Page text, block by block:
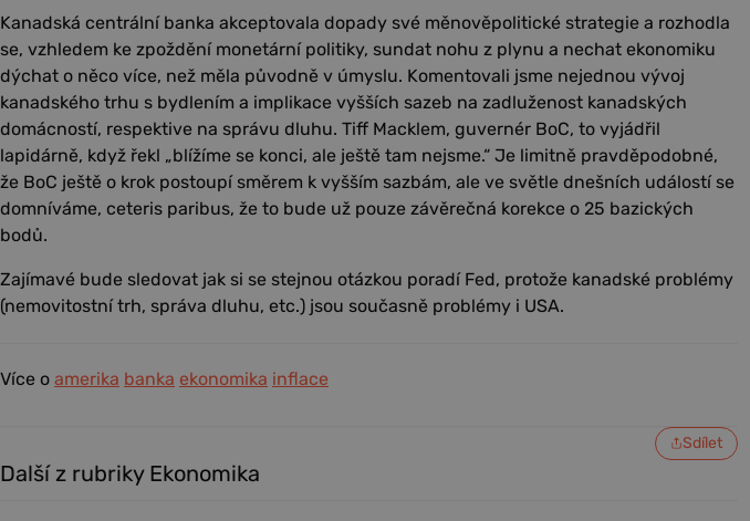
Kanadská centrální banka akceptovala dopady své měnověpolitické strategie a rozhodla
se, vzhledem ke zpoždění monetární politiky, sundat nohu z plynu a nechat ekonomiku
dýchat o něco více, než měla původně v úmyslu. Komentovali jsme nejednou vývoj
kanadského trhu s bydlením a implikace vyšších sazeb na zadluženost kanadských
domácností, respektive na správu dluhu. Tiff Macklem, guvernér BoC, to vyjádřil
lapidárně, když řekl „blížíme se konci, ale ještě tam nejsme.“ Je limitně pravděpodobné,
že BoC ještě o krok postoupí směrem k vyšším sazbám, ale ve světle dnešních událostí se
domníváme, ceteris paribus, že to bude už pouze závěrečná korekce o 25 bazických
bodů.
Zajímavé bude sledovat jak si se stejnou otázkou poradí Fed, protože kanadské problémy
(nemovitostní trh, správa dluhu, etc.) jsou současně problémy i USA.
Více o amerika banka ekonomika inflace
Sdílet
Další z rubriky Ekonomika